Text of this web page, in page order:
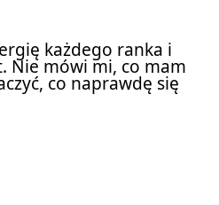
każdego ranka i
Nie mówi mi, co mam
co naprawdę się